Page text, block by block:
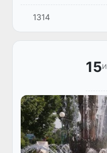
болып өтип атырған
тәреплериниң
топарының 48-
1314
15